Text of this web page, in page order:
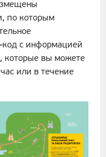
по которым
код с информацией
которые вы можете
или в течение